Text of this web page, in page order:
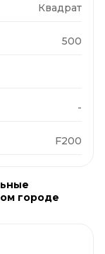
Квадрат
500
-
F200
городе